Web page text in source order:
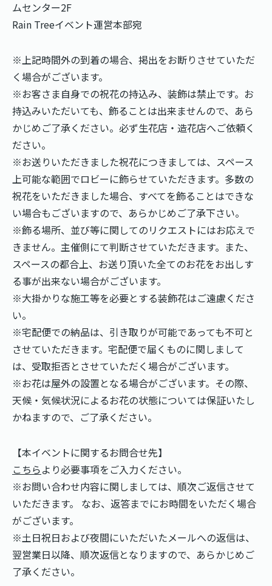
ムセンター2F
Rain Treeイベント運営本部宛
※上記時間外の到着の場合、掲出をお断りさせていただ
く場合がございます。
※お客さま自身での祝花の持込み、装飾は禁止です。お
持込みいただいても、飾ることは出来ませんので、あら
かじめご了承ください。必ず生花店・造花店へご依頼く
ださい。
※お送りいただきました祝花につきましては、スペース
上可能な範囲でロビーに飾らせていただきます。多数の
祝花をいただきました場合、すべてを飾ることはできな
い場合もございますので、あらかじめご了承下さい。
※飾る場所、並び等に関してのリクエストにはお応えで
きません。主催側にて判断させていただきます。また、
スペースの都合上、お送り頂いた全てのお花をお出しす
る事が出来ない場合がございます。
※大掛かりな施工等を必要とする装飾花はご遠慮くださ
い。
※宅配便での納品は、引き取りが可能であっても不可と
させていただきます。宅配便で届くものに関しまして
は、受取拒否とさせていただく場合がございます。
※お花は屋外の設置となる場合がございます。その際、
天候・気候状況によるお花の状態については保証いたし
かねますので、ご了承ください。
【本イベントに関するお問合せ先】
こちらより必要事項をご入力ください。
※お問い合わせ内容に関しましては、順次ご返信させて
いただきます。 なお、返答までにお時間をいただく場合
がございます。
※土日祝日および夜間にいただいたメールへの返信は、
翌営業日以降、順次返信となりますので、あらかじめご
了承ください。